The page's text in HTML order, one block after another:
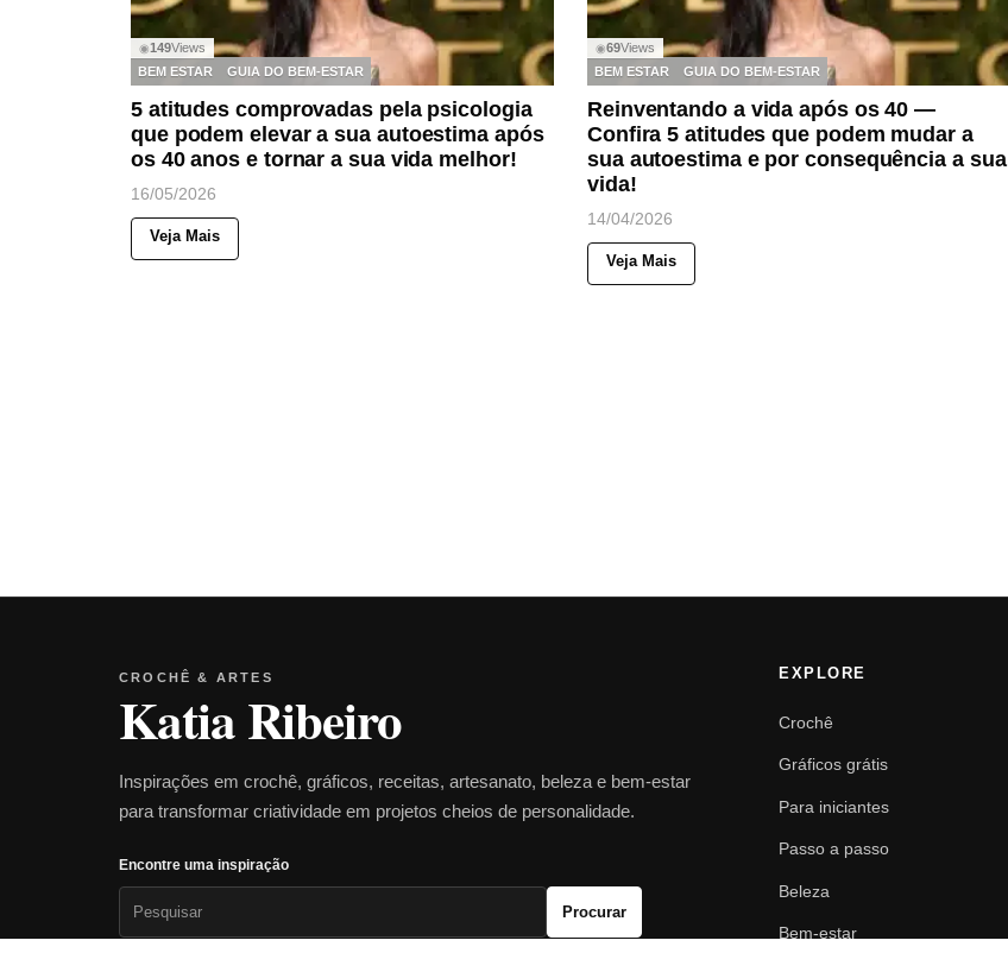
◉149Views
BEM ESTAR
GUIA DO BEM-ESTAR
5 atitudes comprovadas pela psicologia
que podem elevar a sua autoestima após
os 40 anos e tornar a sua vida melhor!
16/05/2026
Veja Mais
◉69Views
BEM ESTAR
GUIA DO BEM-ESTAR
Reinventando a vida após os 40 —
Confira 5 atitudes que podem mudar a
sua autoestima e por consequência a sua
vida!
14/04/2026
Veja Mais
CROCHÊ & ARTES
Katia Ribeiro
Inspirações em crochê, gráficos, receitas, artesanato, beleza e bem-estar
para transformar criatividade em projetos cheios de personalidade.
Encontre uma inspiração
Procurar
EXPLORE
Crochê
Gráficos grátis
Para iniciantes
Passo a passo
Beleza
Bem-estar